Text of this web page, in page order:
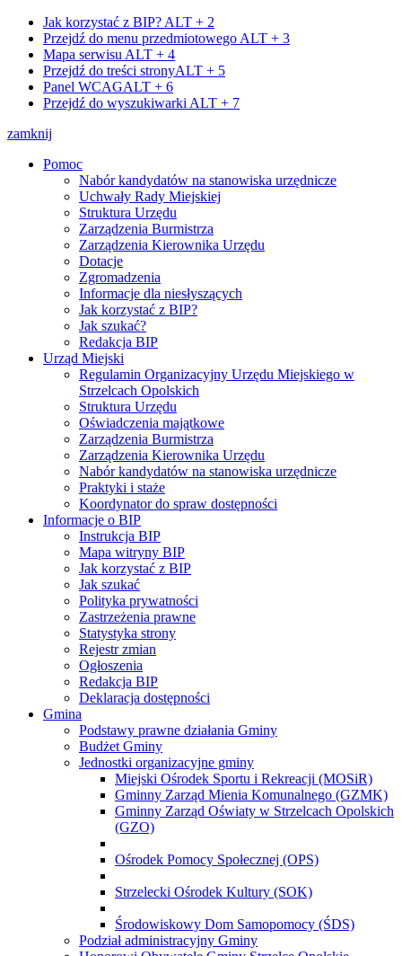
Jak korzystać z BIP? ALT + 2
Przejdź do menu przedmiotowego ALT + 3
Mapa serwisu ALT + 4
Przejdź do treści stronyALT + 5
Panel WCAGALT + 6
Przejdź do wyszukiwarki ALT + 7
zamknij
Pomoc
Nabór kandydatów na stanowiska urzędnicze
Uchwały Rady Miejskiej
Struktura Urzędu
Zarządzenia Burmistrza
Zarządzenia Kierownika Urzędu
Dotacje
Zgromadzenia
Informacje dla niesłyszących
Jak korzystać z BIP?
Jak szukać?
Redakcja BIP
Urząd Miejski
Regulamin Organizacyjny Urzędu Miejskiego w
Strzelcach Opolskich
Struktura Urzędu
Oświadczenia majątkowe
Zarządzenia Burmistrza
Zarządzenia Kierownika Urzędu
Nabór kandydatów na stanowiska urzędnicze
Praktyki i staże
Koordynator do spraw dostępności
Informacje o BIP
Instrukcja BIP
Mapa witryny BIP
Jak korzystać z BIP
Jak szukać
Polityka prywatności
Zastrzeżenia prawne
Statystyka strony
Rejestr zmian
Ogłoszenia
Redakcja BIP
Deklaracja dostępności
Gmina
Podstawy prawne działania Gminy
Budżet Gminy
Jednostki organizacyjne gminy
Miejski Ośrodek Sportu i Rekreacji (MOSiR)
Gminny Zarząd Mienia Komunalnego (GZMK)
Gminny Zarząd Oświaty w Strzelcach Opolskich
(GZO)
Ośrodek Pomocy Społecznej (OPS)
Strzelecki Ośrodek Kultury (SOK)
Środowiskowy Dom Samopomocy (ŚDS)
Podział administracyjny Gminy